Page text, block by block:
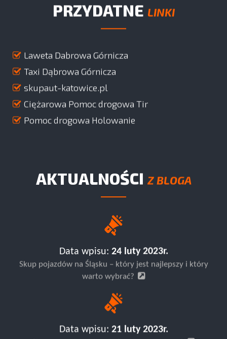
PRZYDATNE LINKI
Laweta Dabrowa Górnicza
Taxi Dąbrowa Górnicza
skupaut-katowice.pl
Ciężarowa Pomoc drogowa Tir
Pomoc drogowa Holowanie
AKTUALNOŚCI Z BLOGA
Data wpisu: 24 luty 2023r.
Skup pojazdów na Śląsku – który jest najlepszy i który
warto wybrać?
Data wpisu: 21 luty 2023r.